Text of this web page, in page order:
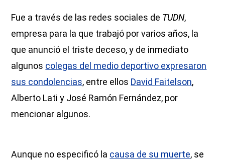
Fue a través de las redes sociales de TUDN,
empresa para la que trabajó por varios años, la
que anunció el triste deceso, y de inmediato
algunos colegas del medio deportivo expresaron
sus condolencias, entre ellos David Faitelson,
Alberto Lati y José Ramón Fernández, por
mencionar algunos.
Aunque no especificó la causa de su muerte, se